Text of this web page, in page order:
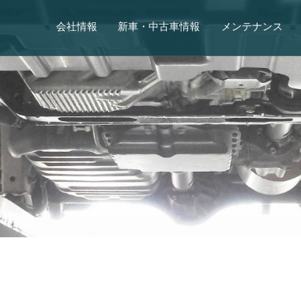
会社情報 新車・中古車情報 メンテナンス